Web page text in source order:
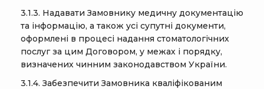
3.1.3. Надавати Замовнику медичну документацію
та інформацію, а також усі супутні документи,
оформлені в процесі надання стоматологічних
послуг за цим Договором, у межах і порядку,
визначених чинним законодавством України.
3.1.4. Забезпечити Замовника кваліфікованим